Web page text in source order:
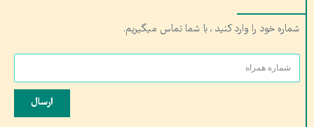
شماره خود را وارد کنید , با شما تماس میگیریم.
ارسال